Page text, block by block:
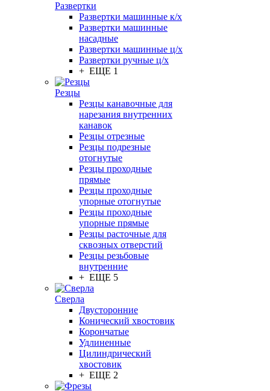
Развертки
Развертки машинные к/х
Развертки машинные
насадные
Развертки машинные ц/х
Развертки ручные ц/х
+ ЕЩЕ 1
Резцы
Резцы канавочные для
нарезания внутренних
канавок
Резцы отрезные
Резцы подрезные
отогнутые
Резцы проходные
прямые
Резцы проходные
упорные отогнутые
Резцы проходные
упорные прямые
Резцы расточные для
сквозных отверстий
Резцы резьбовые
внутренние
+ ЕЩЕ 5
Сверла
Двусторонние
Конический хвостовик
Корончатые
Удлиненные
Цилиндрический
хвостовик
+ ЕЩЕ 2